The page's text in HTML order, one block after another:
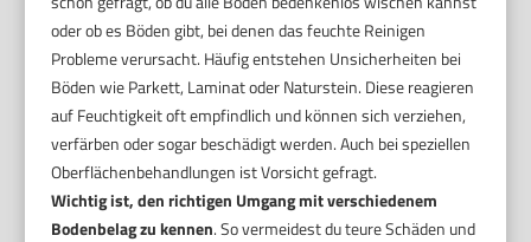
oder ob es Böden gibt, bei denen das feuchte Reinigen
Probleme verursacht. Häufig entstehen Unsicherheiten bei
Böden wie Parkett, Laminat oder Naturstein. Diese reagieren
auf Feuchtigkeit oft empfindlich und können sich verziehen,
verfärben oder sogar beschädigt werden. Auch bei speziellen
Oberflächenbehandlungen ist Vorsicht gefragt.
Wichtig ist, den richtigen Umgang mit verschiedenem
Bodenbelag zu kennen. So vermeidest du teure Schäden und